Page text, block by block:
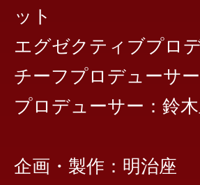
ット
エグゼクティブプロ
チーフプロデューサ
プロデューサー：鈴
企画・製作：明治座